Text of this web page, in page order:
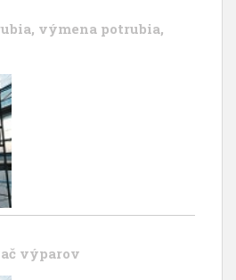
výmena potrubia,
výparov